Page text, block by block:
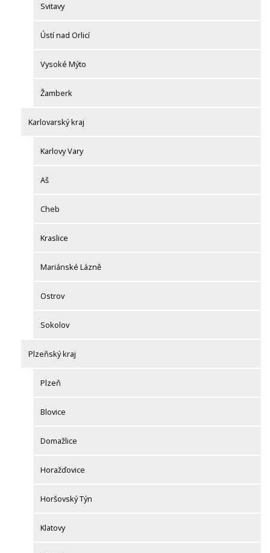
Svitavy
Ústí nad Orlicí
Vysoké Mýto
Žamberk
Karlovarský kraj
Karlovy Vary
Aš
Cheb
Kraslice
Mariánské Lázně
Ostrov
Sokolov
Plzeňský kraj
Plzeň
Blovice
Domažlice
Horažďovice
Horšovský Týn
Klatovy